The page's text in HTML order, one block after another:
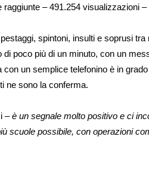
– 491.254 visualizzazioni
spintoni, insulti e soprusi
poco più di un minuto, con un
un semplice telefonino è in
ne sono la conferma.
–è un segnale molto positivo e ci
scuole possibile, con operazioni